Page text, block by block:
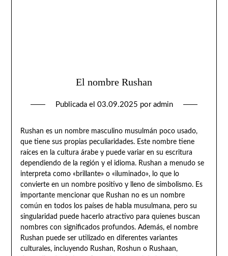
El nombre Rushan
Publicada el 03.09.2025 por admin
Rushan es un nombre masculino musulmán poco usado,
que tiene sus propias peculiaridades. Este nombre tiene
raíces en la cultura árabe y puede variar en su escritura
dependiendo de la región y el idioma. Rushan a menudo se
interpreta como «brillante» o «iluminado», lo que lo
convierte en un nombre positivo y lleno de simbolismo. Es
importante mencionar que Rushan no es un nombre
común en todos los países de habla musulmana, pero su
singularidad puede hacerlo atractivo para quienes buscan
nombres con significados profundos. Además, el nombre
Rushan puede ser utilizado en diferentes variantes
culturales, incluyendo Rushan, Roshun o Rushaan,